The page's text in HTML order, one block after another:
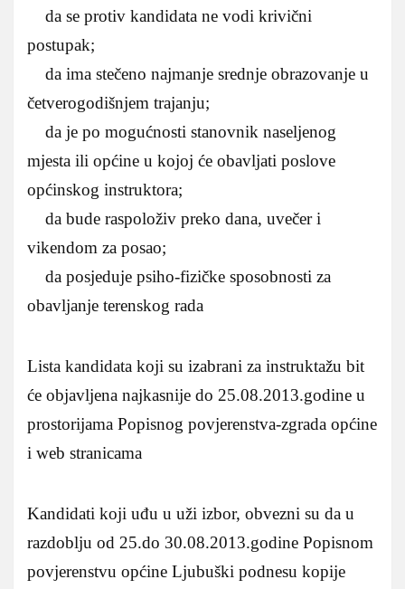
da se protiv kandidata ne vodi krivični
postupak;
da ima stečeno najmanje srednje obrazovanje u
četverogodišnjem trajanju;
da je po mogućnosti stanovnik naseljenog
mjesta ili općine u kojoj će obavljati poslove
općinskog instruktora;
da bude raspoloživ preko dana, uvečer i
vikendom za posao;
da posjeduje psiho-fizičke sposobnosti za
obavljanje terenskog rada
Lista kandidata koji su izabrani za instruktažu bit
će objavljena najkasnije do 25.08.2013.godine u
prostorijama Popisnog povjerenstva-zgrada općine
i web stranicama
Kandidati koji uđu u uži izbor, obvezni su da u
razdoblju od 25.do 30.08.2013.godine Popisnom
povjerenstvu općine Ljubuški podnesu kopije